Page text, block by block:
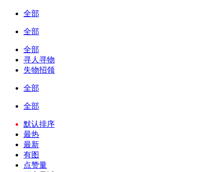
全部
全部
全部
寻人寻物
失物招领
全部
全部
默认排序
最热
最新
有图
点赞量